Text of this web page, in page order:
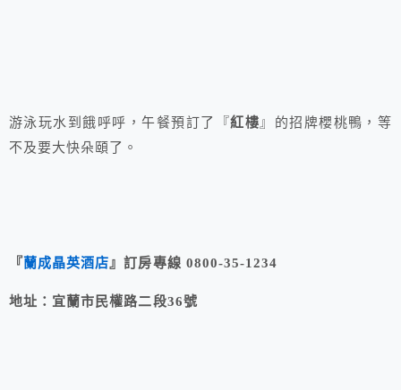
游泳玩水到餓呼呼，午餐預訂了『紅樓』的招牌櫻桃鴨，等
不及要大快朵頤了。
『蘭成晶英酒店』訂房專線 0800-35-1234
地址：宜蘭市民權路二段36號